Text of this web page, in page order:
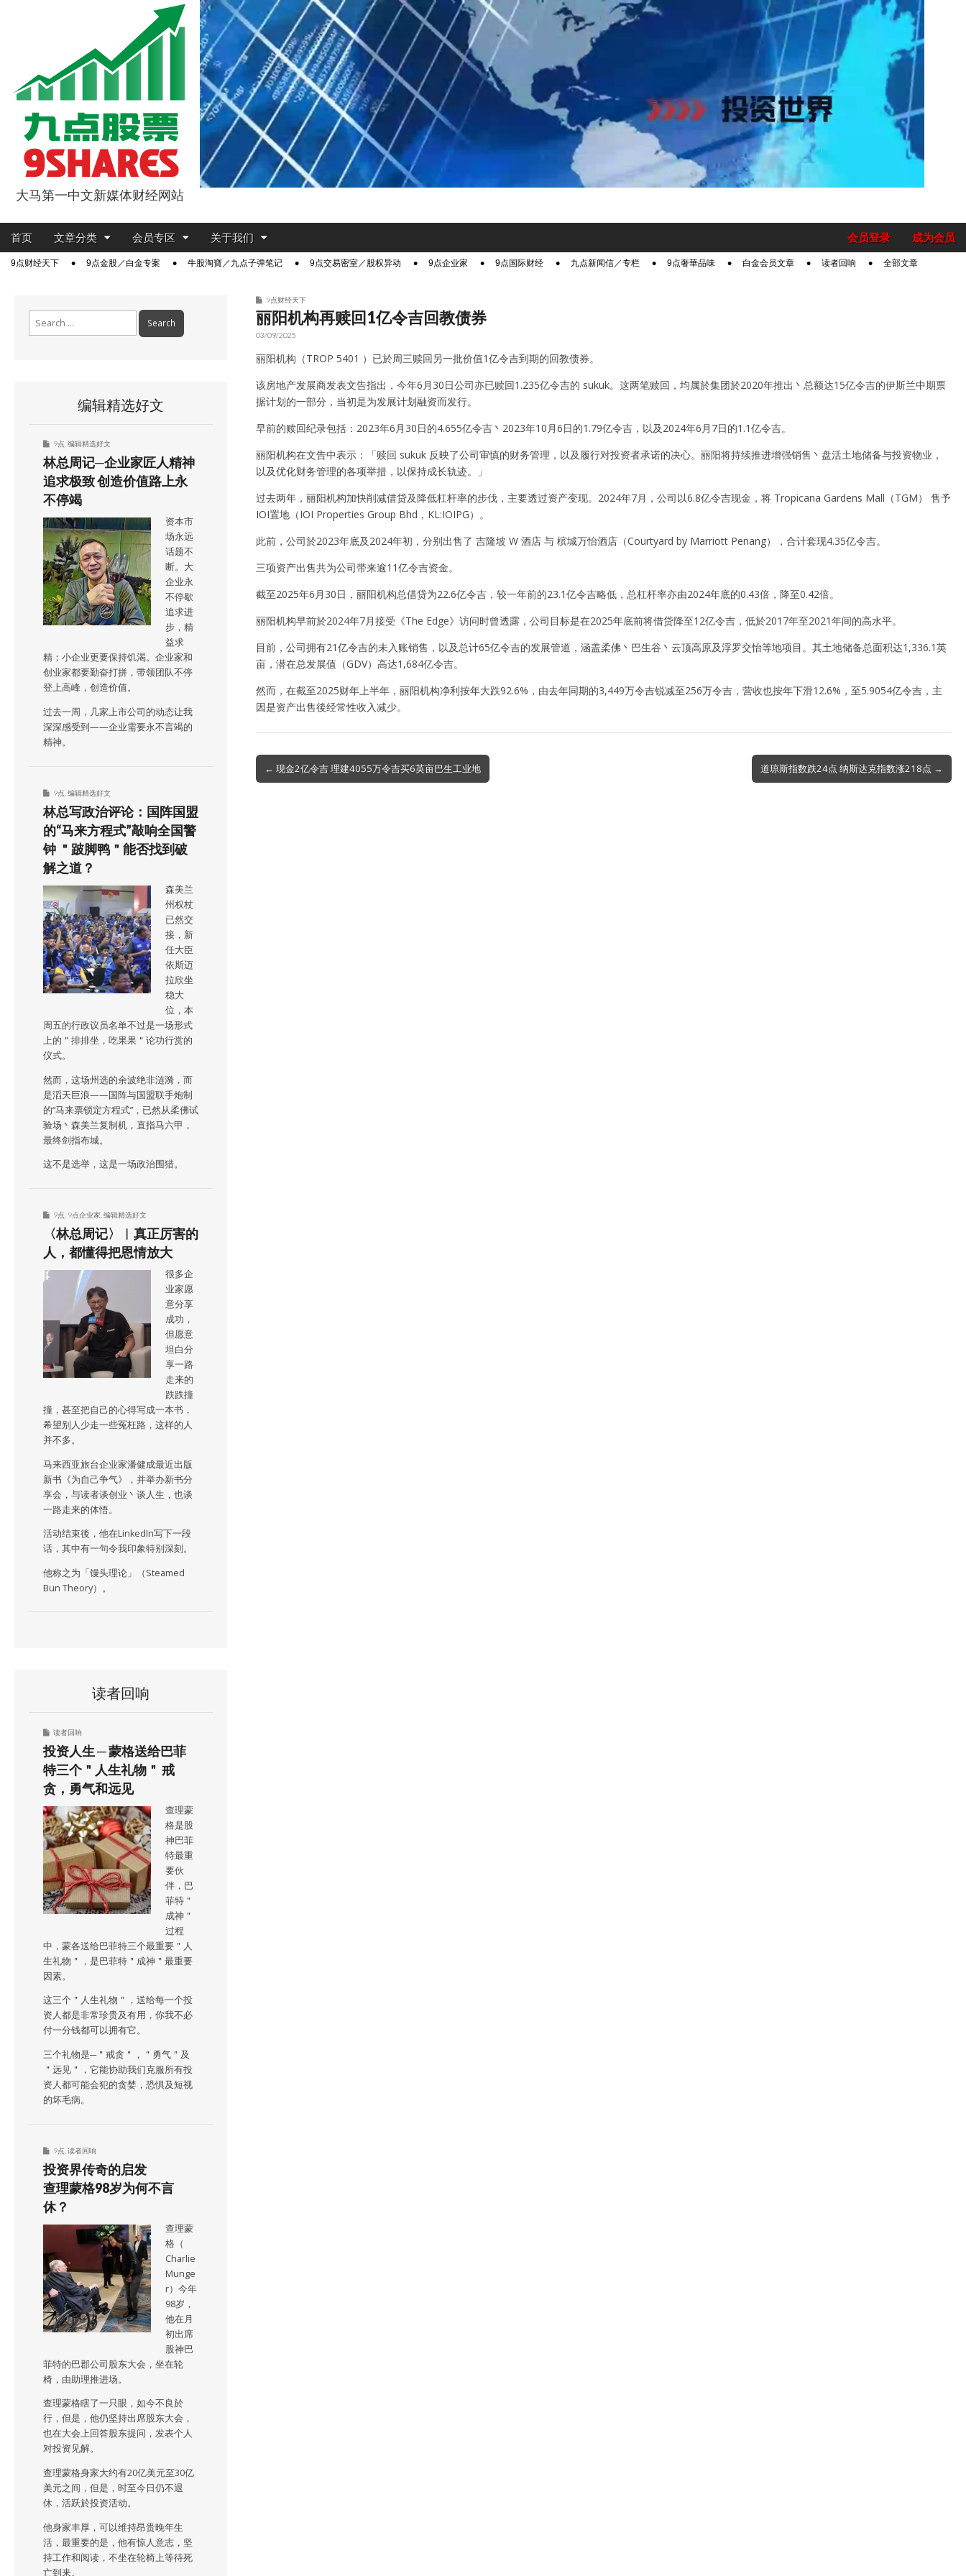
9点股票
大马第一中文新媒体财经网站
Main
Skip
content
首页 文章分类 会员专区 关于我们 成为会员
会员登录
Sub9点财经天下 9点金股／白金专案 牛股淘寶／九点子弹笔记 9点交易密室／股权异动 9点企业家 9点国际财经 九点新闻信／专栏 9点奢華品味 白金会员文章 读者回响 全部文章
9点财经天下
丽阳机构再赎回1亿令吉回教债券
03/09/2025
丽阳机构（TROP 5401 ）已於周三赎回另一批价值1亿令吉到期的回教债券。
该房地产发展商发表文告指出，今年6月30日公司亦已赎回1.235亿令吉的 sukuk。这两笔赎回，均属於集团於2020年推出丶总额达15亿令吉的伊斯兰中期票
据计划的一部分，当初是为发展计划融资而发行。
早前的赎回纪录包括：2023年6月30日的4.655亿令吉丶2023年10月6日的1.79亿令吉，以及2024年6月7日的1.1亿令吉。
丽阳机构在文告中表示：「赎回 sukuk 反映了公司审慎的财务管理，以及履行对投资者承诺的决心。丽阳将持续推进增强销售丶盘活土地储备与投资物业，
以及优化财务管理的各项举措，以保持成长轨迹。」
过去两年，丽阳机构加快削减借贷及降低杠杆率的步伐，主要透过资产变现。2024年7月，公司以6.8亿令吉现金，将 Tropicana Gardens Mall（TGM） 售予
IOI置地（IOI Properties Group Bhd，KL:IOIPG）。
此前，公司於2023年底及2024年初，分别出售了 吉隆坡 W 酒店 与 槟城万怡酒店（Courtyard by Marriott Penang），合计套现4.35亿令吉。
三项资产出售共为公司带来逾11亿令吉资金。
截至2025年6月30日，丽阳机构总借贷为22.6亿令吉，较一年前的23.1亿令吉略低，总杠杆率亦由2024年底的0.43倍，降至0.42倍。
丽阳机构早前於2024年7月接受《The Edge》访问时曾透露，公司目标是在2025年底前将借贷降至12亿令吉，低於2017年至2021年间的高水平。
目前，公司拥有21亿令吉的未入账销售，以及总计65亿令吉的发展管道，涵盖柔佛丶巴生谷丶云顶高原及浮罗交怡等地项目。其土地储备总面积达1,336.1英
亩，潜在总发展值（GDV）高达1,684亿令吉。
然而，在截至2025财年上半年，丽阳机构净利按年大跌92.6%，由去年同期的3,449万令吉锐减至256万令吉，营收也按年下滑12.6%，至5.9054亿令吉，主
因是资产出售後经常性收入减少。
Post
navigation
← 现金2亿令吉 理建4055万令吉买6英亩巴生工业地 道琼斯指数跌24点 纳斯达克指数涨218点 →
编辑精选好文
9点 编辑精选好文
林总周记─企业家匠人精神
追求极致 创造价值路上永
不停竭
资本市
场永远
话题不
断。大
企业永
不停歇
追求进
步，精
益求
精；小企业更要保持饥渴。企业家和
创业家都要勤奋打拼，带领团队不停
登上高峰，创造价值。
过去一周，几家上市公司的动态让我
深深感受到——企业需要永不言竭的
精神。
9点 编辑精选好文
林总写政治评论：国阵国盟
的“马来方程式”敲响全国警
钟 ＂跛脚鸭＂能否找到破
解之道？
森美兰
州权杖
已然交
接，新
任大臣
依斯迈
拉欣坐
稳大
位，本
周五的行政议员名单不过是一场形式
上的＂排排坐，吃果果＂论功行赏的
仪式。
然而，这场州选的余波绝非涟漪，而
是滔天巨浪——国阵与国盟联手炮制
的“马来票锁定方程式”，已然从柔佛试
验场丶森美兰复制机，直指马六甲，
最终剑指布城。
这不是选举，这是一场政治围猎。
9点 9点企业家 编辑精选好文
〈林总周记〉︱真正厉害的
人，都懂得把恩情放大
很多企
业家愿
意分享
成功，
但愿意
坦白分
享一路
走来的
跌跌撞
撞，甚至把自己的心得写成一本书，
希望别人少走一些冤枉路，这样的人
并不多。
马来西亚旅台企业家潘健成最近出版
新书《为自己争气》，并举办新书分
享会，与读者谈创业丶谈人生，也谈
一路走来的体悟。
活动结束後，他在LinkedIn写下一段
话，其中有一句令我印象特别深刻。
他称之为「馒头理论」（Steamed
Bun Theory）。
读者回响
读者回响
投资人生 ─ 蒙格送给巴菲
特三个＂人生礼物＂ 戒
贪，勇气和远见
查理蒙
格是股
神巴菲
特最重
要伙
伴，巴
菲特＂
成神＂
过程
中，蒙各送给巴菲特三个最重要＂人
生礼物＂，是巴菲特＂成神＂最重要
因素。
这三个＂人生礼物＂，送给每一个投
资人都是非常珍贵及有用，你我不必
付一分钱都可以拥有它。
三个礼物是─＂戒贪＂，＂勇气＂及
＂远见＂，它能协助我们克服所有投
资人都可能会犯的贪婪，恐惧及短视
的坏毛病。
9点 读者回响
投资界传奇的启发
查理蒙格98岁为何不言
休？
查理蒙
格（
Charlie
Munge
r）今年
98岁，
他在月
初出席
股神巴
菲特的巴郡公司股东大会，坐在轮
椅，由助理推进场。
查理蒙格瞎了一只眼，如今不良於
行，但是，他仍坚持出席股东大会，
也在大会上回答股东提问，发表个人
对投资见解。
查理蒙格身家大约有20亿美元至30亿
美元之间，但是，时至今日仍不退
休，活跃於投资活动。
他身家丰厚，可以维持昂贵晚年生
活，最重要的是，他有惊人意志，坚
持工作和阅读，不坐在轮椅上等待死
亡到来。